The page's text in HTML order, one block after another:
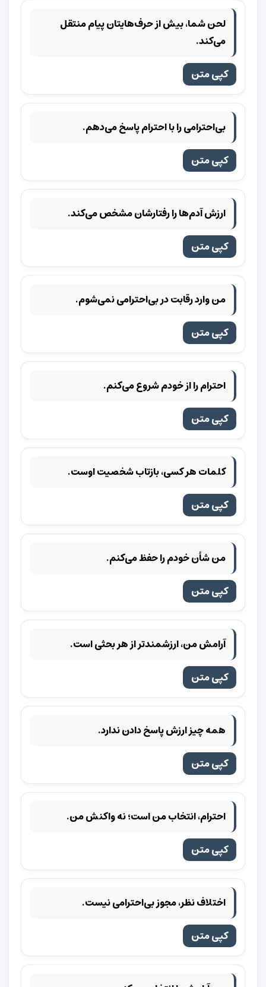
لحن شما، بیش از حرف‌هایتان پیام منتقل
می‌کند.
کپی متن
بی‌احترامی را با احترام پاسخ می‌دهم.
کپی متن
ارزش آدم‌ها را رفتارشان مشخص می‌کند.
کپی متن
من وارد رقابت در بی‌احترامی نمی‌شوم.
کپی متن
احترام را از خودم شروع می‌کنم.
کپی متن
کلمات هر کسی، بازتاب شخصیت اوست.
کپی متن
من شأن خودم را حفظ می‌کنم.
کپی متن
آرامش من، ارزشمندتر از هر بحثی است.
کپی متن
همه چیز ارزش پاسخ دادن ندارد.
کپی متن
احترام، انتخاب من است؛ نه واکنش من.
کپی متن
اختلاف نظر، مجوز بی‌احترامی نیست.
کپی متن